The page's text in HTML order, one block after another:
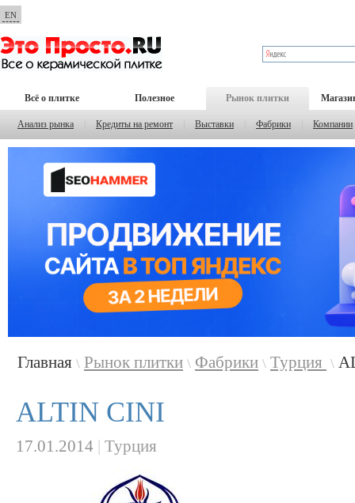
EN
Всё о плитке Полезное Рынок плитки
Анализ рынка Кредиты на ремонт Выставки Фабрики Компании
Главная \ Рынок плитки \ Фабрики \ Турция \
ALTIN CINI
17.01.2014 | Турция